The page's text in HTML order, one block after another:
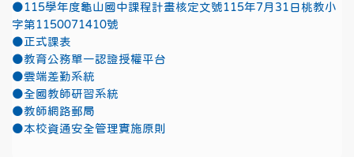
●115學年度龜山國中課程計畫核定文號115年7月31日桃教小
字第1150071410號
●正式課表
●教育公務單一認證授權平台
●雲端差勤系統
●全國教師研習系統
●教師網路郵局
●本校資通安全管理實施原則